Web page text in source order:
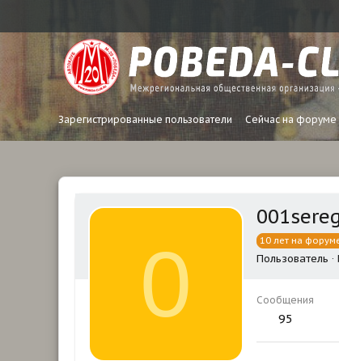
Зарегистрированные пользователи Сейчас на форуме
0 10 лет на
Пользователь ·
Сообщения
95